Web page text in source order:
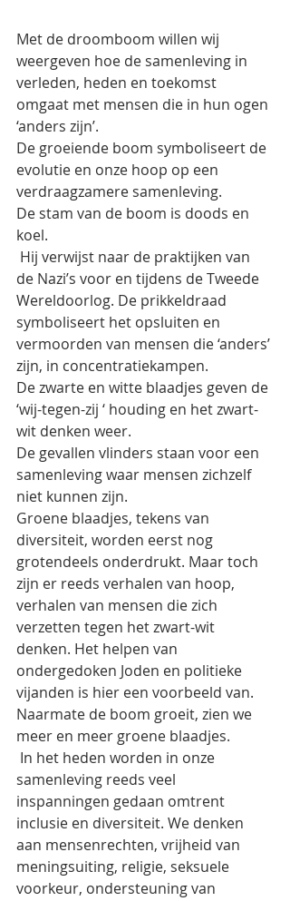
Met de droomboom willen wij
weergeven hoe de samenleving in
verleden, heden en toekomst
omgaat met mensen die in hun ogen
‘anders zijn’.
De groeiende boom symboliseert de
evolutie en onze hoop op een
verdraagzamere samenleving.
De stam van de boom is doods en
koel.
de Nazi’s voor en tijdens de Tweede
Wereldoorlog. De prikkeldraad
symboliseert het opsluiten en
vermoorden van mensen die ‘anders’
zijn, in concentratiekampen.
De zwarte en witte blaadjes geven de
‘wij-tegen-zij ‘ houding en het zwart-
wit denken weer.
De gevallen vlinders staan voor een
samenleving waar mensen zichzelf
niet kunnen zijn.
Groene blaadjes, tekens van
diversiteit, worden eerst nog
grotendeels onderdrukt. Maar toch
zijn er reeds verhalen van hoop,
verhalen van mensen die zich
verzetten tegen het zwart-wit
denken. Het helpen van
ondergedoken Joden en politieke
vijanden is hier een voorbeeld van.
Naarmate de boom groeit, zien we
meer en meer groene blaadjes.
samenleving reeds veel
inspanningen gedaan omtrent
inclusie en diversiteit. We denken
aan mensenrechten, vrijheid van
meningsuiting, religie, seksuele
voorkeur, ondersteuning van